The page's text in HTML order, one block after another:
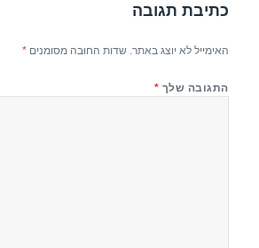
כתיבת תגובה
האימייל לא יוצג באתר. שדות החובה מסומנים*
התגובה שלך *